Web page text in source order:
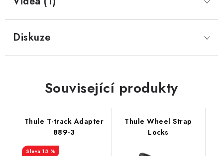
Diskuze
Související produkty
Thule T-track Adapter
889-3
13 %
Thule Wheel Strap
Locks